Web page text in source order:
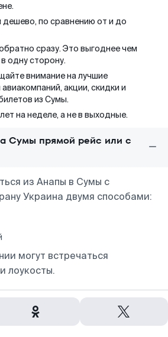
дешево, по сравнению от и до
сразу. Это выгоднее чем
одну сторону.
внимание на лучшие
акции, скидки и
из Сумы.
на неделе, а не в выходные.
Сумы прямой рейс или с
из Анапы в Сумы с
Украина двумя способами:
могут встречаться
лоукосты.